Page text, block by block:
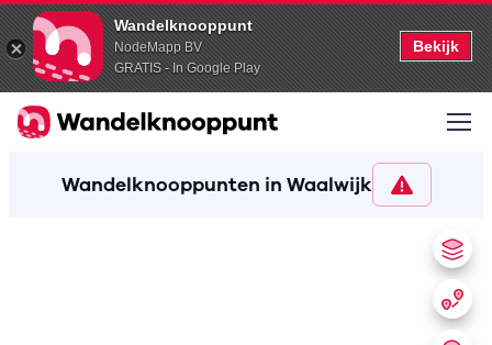
Wandelknooppunt
NodeMapp BV
GRATIS - In Google Play
Bekijk
Wandelknooppunten in Waalwijk